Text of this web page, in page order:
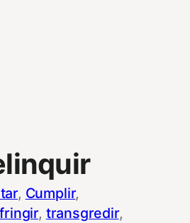
, Cumplir
, transgredir